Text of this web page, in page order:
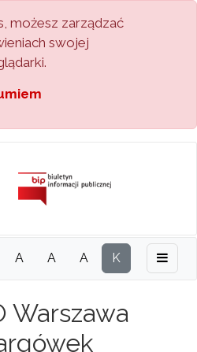
możesz zarządzać
swojej
A A A K
Warszawa